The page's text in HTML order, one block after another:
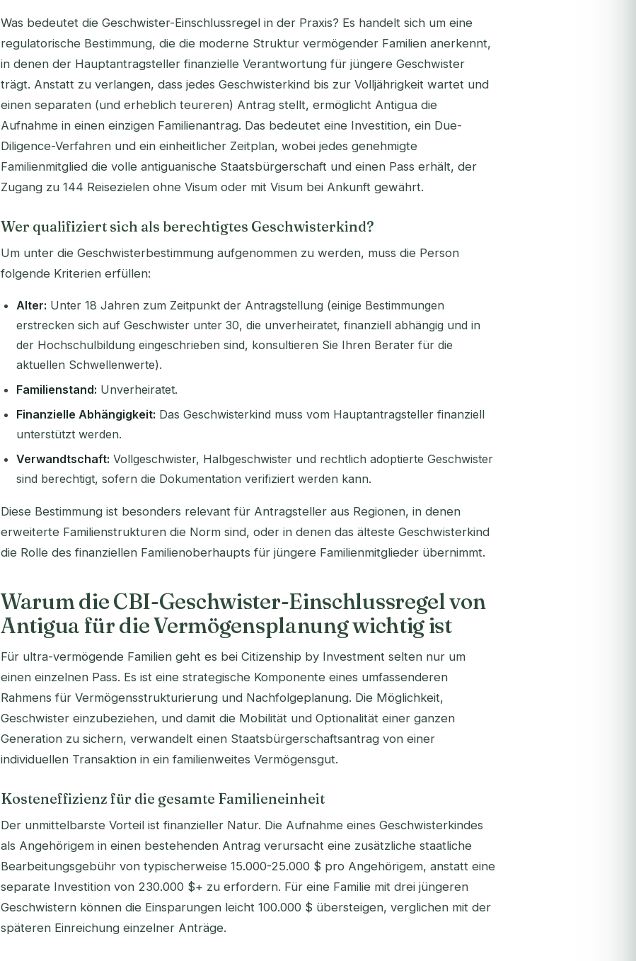
Was bedeutet die Geschwister-Einschlussregel in der Praxis? Es handelt sich um eine
regulatorische Bestimmung, die die moderne Struktur vermögender Familien anerkennt,
in denen der Hauptantragsteller finanzielle Verantwortung für jüngere Geschwister
trägt. Anstatt zu verlangen, dass jedes Geschwisterkind bis zur Volljährigkeit wartet und
einen separaten (und erheblich teureren) Antrag stellt, ermöglicht Antigua die
Aufnahme in einen einzigen Familienantrag. Das bedeutet eine Investition, ein Due-
Diligence-Verfahren und ein einheitlicher Zeitplan, wobei jedes genehmigte
Familienmitglied die volle antiguanische Staatsbürgerschaft und einen Pass erhält, der
Zugang zu 144 Reisezielen ohne Visum oder mit Visum bei Ankunft gewährt.
Wer qualifiziert sich als berechtigtes Geschwisterkind?
Um unter die Geschwisterbestimmung aufgenommen zu werden, muss die Person
folgende Kriterien erfüllen:
Alter: Unter 18 Jahren zum Zeitpunkt der Antragstellung (einige Bestimmungen
erstrecken sich auf Geschwister unter 30, die unverheiratet, finanziell abhängig und in
der Hochschulbildung eingeschrieben sind, konsultieren Sie Ihren Berater für die
aktuellen Schwellenwerte).
Familienstand: Unverheiratet.
Finanzielle Abhängigkeit: Das Geschwisterkind muss vom Hauptantragsteller finanziell
unterstützt werden.
Verwandtschaft: Vollgeschwister, Halbgeschwister und rechtlich adoptierte Geschwister
sind berechtigt, sofern die Dokumentation verifiziert werden kann.
Diese Bestimmung ist besonders relevant für Antragsteller aus Regionen, in denen
erweiterte Familienstrukturen die Norm sind, oder in denen das älteste Geschwisterkind
die Rolle des finanziellen Familienoberhaupts für jüngere Familienmitglieder übernimmt.
Warum die CBI-Geschwister-Einschlussregel von
Antigua für die Vermögensplanung wichtig ist
Für ultra-vermögende Familien geht es bei Citizenship by Investment selten nur um
einen einzelnen Pass. Es ist eine strategische Komponente eines umfassenderen
Rahmens für Vermögensstrukturierung und Nachfolgeplanung. Die Möglichkeit,
Geschwister einzubeziehen, und damit die Mobilität und Optionalität einer ganzen
Generation zu sichern, verwandelt einen Staatsbürgerschaftsantrag von einer
individuellen Transaktion in ein familienweites Vermögensgut.
Kosteneffizienz für die gesamte Familieneinheit
Der unmittelbarste Vorteil ist finanzieller Natur. Die Aufnahme eines Geschwisterkindes
als Angehörigem in einen bestehenden Antrag verursacht eine zusätzliche staatliche
Bearbeitungsgebühr von typischerweise 15.000-25.000 $ pro Angehörigem, anstatt eine
separate Investition von 230.000 $+ zu erfordern. Für eine Familie mit drei jüngeren
Geschwistern können die Einsparungen leicht 100.000 $ übersteigen, verglichen mit der
späteren Einreichung einzelner Anträge.